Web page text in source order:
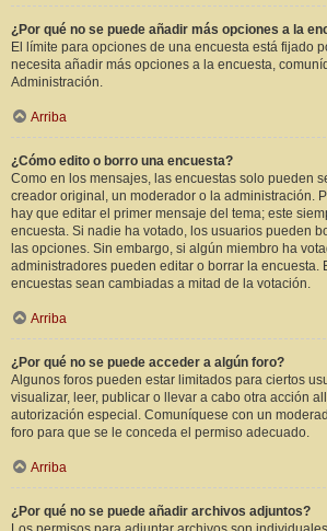
¿Por qué no se puede añadir más opciones a la
El límite para opciones de una encuesta está fijado
necesita añadir más opciones a la encuesta,
Administración.
Arriba
¿Cómo edito o borro una encuesta?
Como en los mensajes, las encuestas solo pueden
creador original, un moderador o la administración.
hay que editar el primer mensaje del tema; este
encuesta. Si nadie ha votado, los usuarios pueden
las opciones. Sin embargo, si algún miembro ha
administradores pueden editar o borrar la encuesta.
encuestas sean cambiadas a mitad de la votación.
Arriba
¿Por qué no se puede acceder a algún foro?
Algunos foros pueden estar limitados para ciertos
visualizar, leer, publicar o llevar a cabo otra acción
autorización especial. Comuníquese con un
foro para que se le conceda el permiso adecuado.
Arriba
¿Por qué no se puede añadir archivos adjuntos?